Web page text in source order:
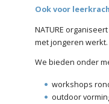
Ook voor
NATURE
met jongeren werkt.
We bieden onder
workshops
outdoor